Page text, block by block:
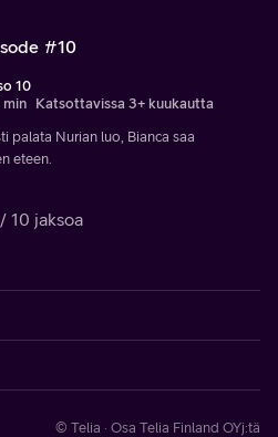
#10
10
min Katsottavissa 3+ kuukautta
palata Nurian luo, Bianca saa
eteen.
10 jaksoa
© Telia · Osa Telia Finland OYj:tä